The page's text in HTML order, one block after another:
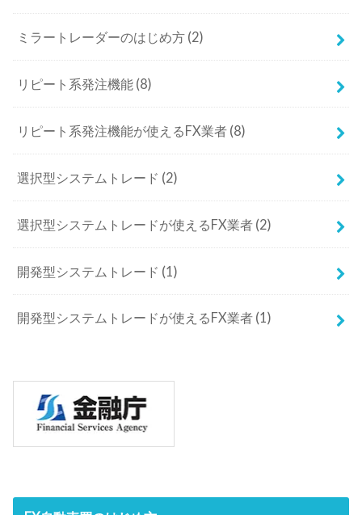
ミラートレーダーのはじめ方 (2)
リピート系発注機能 (8)
リピート系発注機能が使えるFX業者 (8)
選択型システムトレード (2)
選択型システムトレードが使えるFX業者 (2)
開発型システムトレード (1)
開発型システムトレードが使えるFX業者 (1)